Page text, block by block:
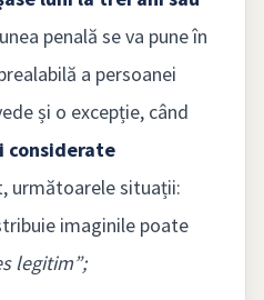
penală se va pune în
a persoanei
și o excepție, când
considerate
următoarele situații:
imaginile poate
legitim”;